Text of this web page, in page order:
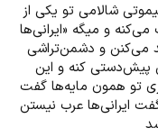
شالامی تو یکی از
و میگه «ایرانی‌ها
می‌کنن و دشمن‌تراشی
پیش‌دستی کنه و این
تو همون مایه‌ها گفت
ایرانی‌ها عرب نیستن